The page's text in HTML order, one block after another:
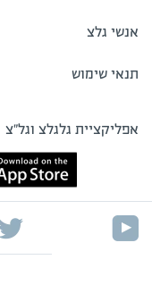
אנשי גלצ
תנאי שימוש
אפליקציית גלגלצ וגל"צ